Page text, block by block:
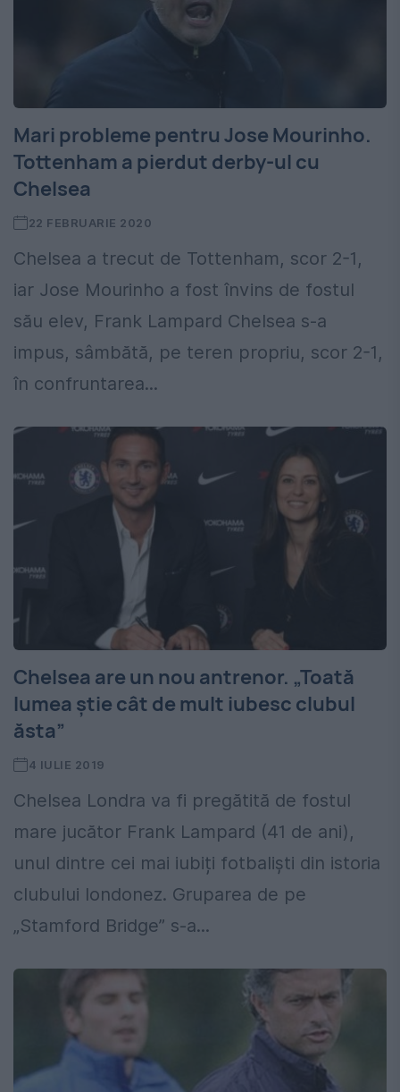
Mari probleme pentru Jose Mourinho.
Tottenham a pierdut derby-ul cu
Chelsea
22 FEBRUARIE 2020
Chelsea a trecut de Tottenham, scor 2-1,
iar Jose Mourinho a fost învins de fostul
său elev, Frank Lampard Chelsea s-a
impus, sâmbătă, pe teren propriu, scor 2-1,
în confruntarea...
Chelsea are un nou antrenor. „Toată
lumea ştie cât de mult iubesc clubul
ăsta”
4 IULIE 2019
Chelsea Londra va fi pregătită de fostul
mare jucător Frank Lampard (41 de ani),
unul dintre cei mai iubiți fotbaliști din istoria
clubului londonez. Gruparea de pe
„Stamford Bridge” s-a...